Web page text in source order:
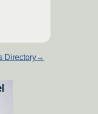
Directory→